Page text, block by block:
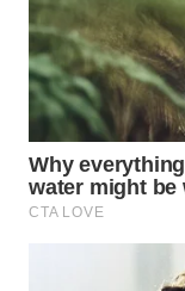
WN
LABUHANBATU
WN
TENGAH